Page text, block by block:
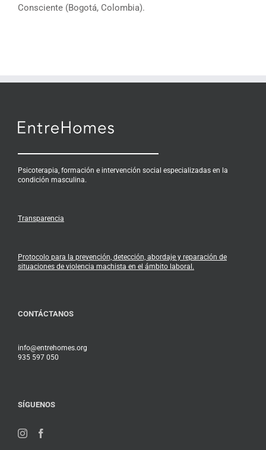
Consciente (Bogotá, Colombia).
Psicoterapia, formación e intervención social especializadas en la
condición masculina.
Transparencia
Protocolo para la prevención, detección, abordaje y reparación de
situaciones de violencia machista en el ámbito laboral.
CONTÁCTANOS
info@entrehomes.org
935 597 050
SÍGUENOS